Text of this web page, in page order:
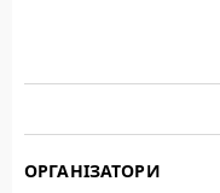
ОРГАНІЗАТОРИ